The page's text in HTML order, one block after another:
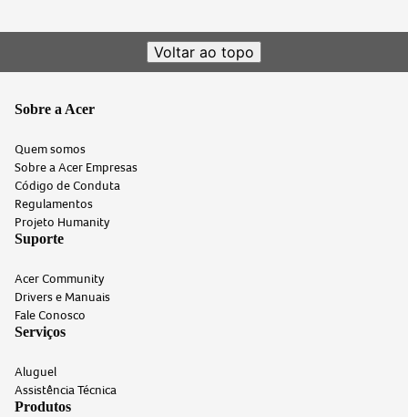
Voltar ao topo
Sobre a Acer
Quem somos
Sobre a Acer Empresas
Código de Conduta
Regulamentos
Projeto Humanity
Suporte
Acer Community
Drivers e Manuais
Fale Conosco
Serviços
Aluguel
Assistência Técnica
Produtos